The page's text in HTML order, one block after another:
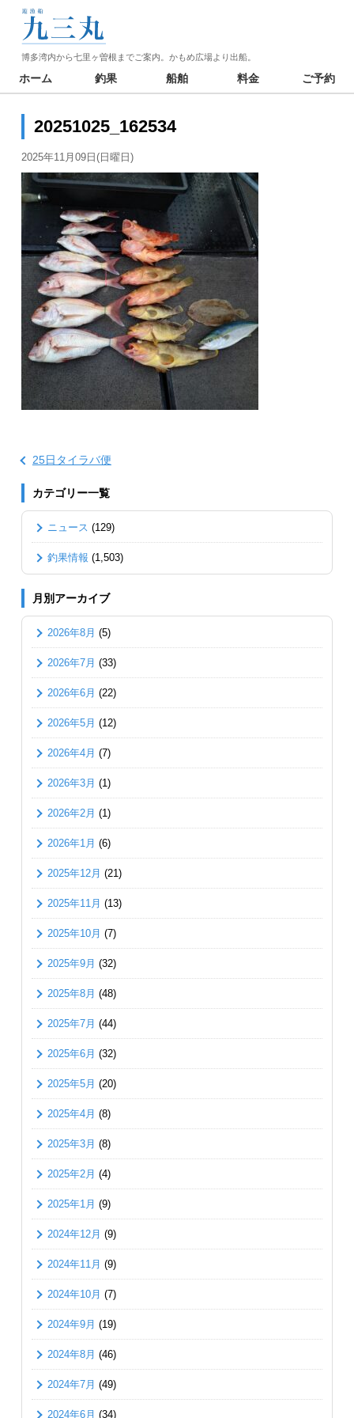
博多湾内から七里ヶ曽根までご案内。かもめ広場より出船。
ホーム 釣果 船舶 料金 ご予約
20251025_162534
2025年11月09日(日曜日)
25日タイラバ便
カテゴリー一覧
ニュース (129)
釣果情報 (1,503)
月別アーカイブ
2026年8月 (5)
2026年7月 (33)
2026年6月 (22)
2026年5月 (12)
2026年4月 (7)
2026年3月 (1)
2026年2月 (1)
2026年1月 (6)
2025年12月 (21)
2025年11月 (13)
2025年10月 (7)
2025年9月 (32)
2025年8月 (48)
2025年7月 (44)
2025年6月 (32)
2025年5月 (20)
2025年4月 (8)
2025年3月 (8)
2025年2月 (4)
2025年1月 (9)
2024年12月 (9)
2024年11月 (9)
2024年10月 (7)
2024年9月 (19)
2024年8月 (46)
2024年7月 (49)
2024年6月 (34)